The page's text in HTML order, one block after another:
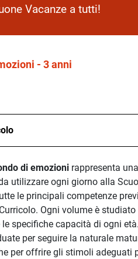
Vacanze a tutti!
- 3 anni
di emozioni rappresenta
utilizzare ogni giorno alla
le principali competenze
Ogni volume è
le specifiche capacità di ogni
per seguire la naturale
per offrire gli stimoli adeguati